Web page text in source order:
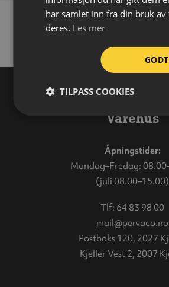
Varehus
Åpningstider:
Mandag–Fredag:
(juli 08.00–15.00)
Tlf: 64 83 98 00
mail@pervaco.no
Postboks 120, 2027
Kjeller Vest 2, 2007
har samlet inn fra din bruk av
deres. Les mer
TILPASS COOKIES